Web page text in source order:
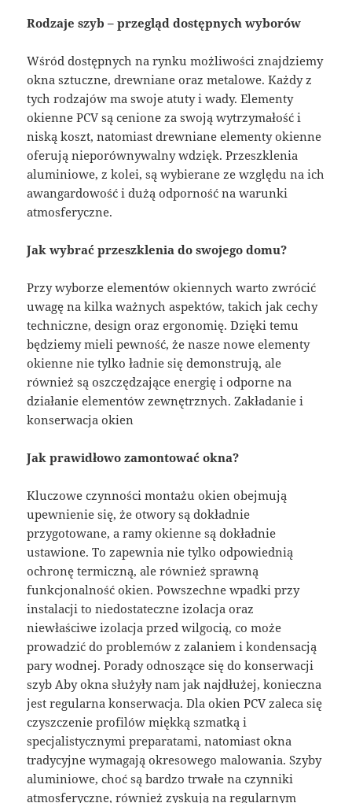
Rodzaje szyb – przegląd dostępnych wyborów
Wśród dostępnych na rynku możliwości znajdziemy
okna sztuczne, drewniane oraz metalowe. Każdy z
tych rodzajów ma swoje atuty i wady. Elementy
okienne PCV są cenione za swoją wytrzymałość i
niską koszt, natomiast drewniane elementy okienne
oferują nieporównywalny wdzięk. Przeszklenia
aluminiowe, z kolei, są wybierane ze względu na ich
awangardowość i dużą odporność na warunki
atmosferyczne.
Jak wybrać przeszklenia do swojego domu?
Przy wyborze elementów okiennych warto zwrócić
uwagę na kilka ważnych aspektów, takich jak cechy
techniczne, design oraz ergonomię. Dzięki temu
będziemy mieli pewność, że nasze nowe elementy
okienne nie tylko ładnie się demonstrują, ale
również są oszczędzające energię i odporne na
działanie elementów zewnętrznych. Zakładanie i
konserwacja okien
Jak prawidłowo zamontować okna?
Kluczowe czynności montażu okien obejmują
upewnienie się, że otwory są dokładnie
przygotowane, a ramy okienne są dokładnie
ustawione. To zapewnia nie tylko odpowiednią
ochronę termiczną, ale również sprawną
funkcjonalność okien. Powszechne wpadki przy
instalacji to niedostateczne izolacja oraz
niewłaściwe izolacja przed wilgocią, co może
prowadzić do problemów z zalaniem i kondensacją
pary wodnej. Porady odnoszące się do konserwacji
szyb Aby okna służyły nam jak najdłużej, konieczna
jest regularna konserwacja. Dla okien PCV zaleca się
czyszczenie profilów miękką szmatką i
specjalistycznymi preparatami, natomiast okna
tradycyjne wymagają okresowego malowania. Szyby
aluminiowe, choć są bardzo trwałe na czynniki
atmosferyczne, również zyskują na regularnym